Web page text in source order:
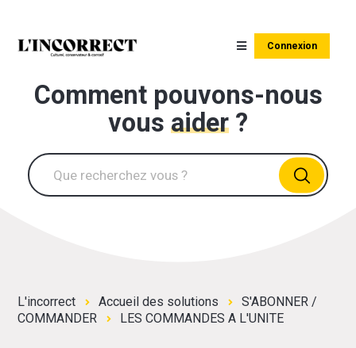
Connexion
Comment pouvons-nous
vous aider ?
L'incorrect Accueil des solutions
S'ABONNER /
COMMANDER
LES COMMANDES A L'UNITE